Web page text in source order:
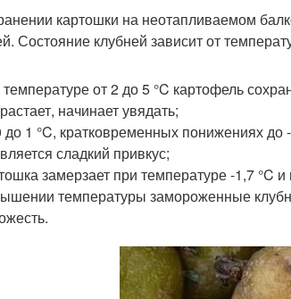
картошки на неотапливаемом
Состояние клубней зависит от
от 2 до 5 °C картофель
начинает увядать;
до 1 °C, кратковременных понижениях
сладкий привкус;
замерзает при температуре -1,7 °C
температуры замороженные